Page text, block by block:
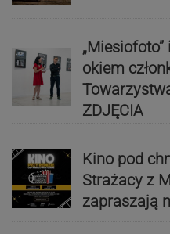
okiem
ZDJĘCIA
Kino pod
Strażacy z
zapraszają